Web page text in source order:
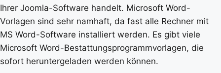
Ihrer Joomla-Software handelt. Microsoft Word-
Vorlagen sind sehr namhaft, da fast alle Rechner mit
MS Word-Software installiert werden. Es gibt viele
Microsoft Word-Bestattungsprogrammvorlagen, die
sofort heruntergeladen werden können.